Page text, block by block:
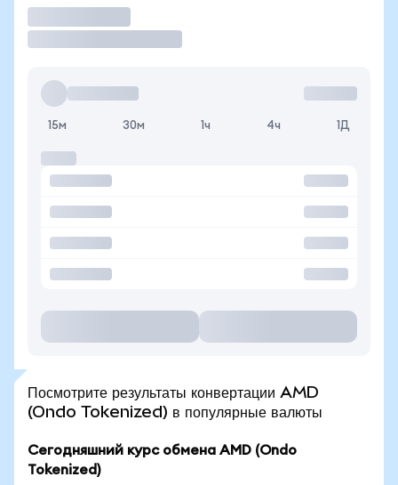
15м 30м 1ч 4ч 1Д
Посмотрите результаты конвертации AMD
(Ondo Tokenized) в популярные валюты
Сегодняшний курс обмена AMD (Ondo
Tokenized)